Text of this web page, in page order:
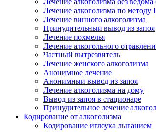
Лечение алкоголизма без ведома
Лечение алкоголизма по
Лечение винного алкоголизма
Принудительный вывод из запоя
Лечение похмелья
Лечение алкогольного
Частный вытрезвитель
Лечение женского алкоголизма
Анонимное лечение
Анонимный вывод из запоя
Лечение алкоголизма на дому
Вывод из запоя в стационаре
Принудительное лечение
Кодирование от алкоголизма
Кодирование иглоука лыванием